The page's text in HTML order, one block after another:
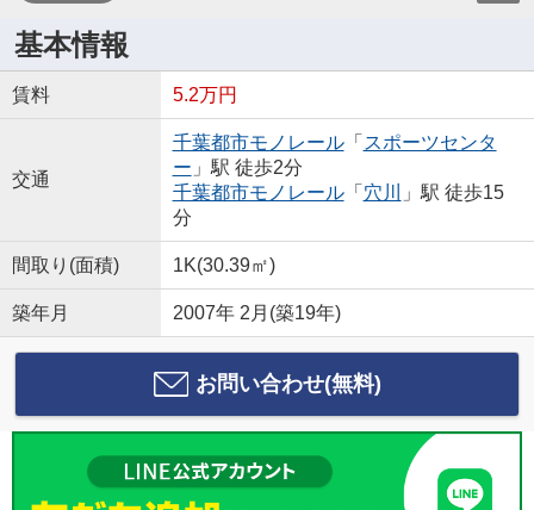
基本情報
賃料 5.2万円
交通
千葉都市モノレール「 スポーツセンタ
ー 」駅 徒歩2分
千葉都市モノレール「 穴川
」駅 徒歩15
分
間取り(面積) 1K(30.39㎡)
築年月 2007年 2月(築19年)
お問い合わせ(無料)